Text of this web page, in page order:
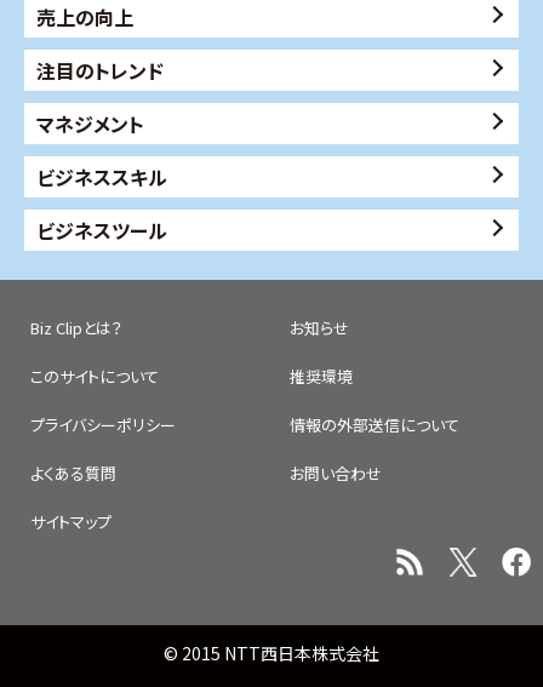
売上の向上
注目のトレンド
マネジメント
ビジネススキル
ビジネスツール
Biz Clipとは？ お知らせ
このサイトについて 推奨環境
プライバシーポリシー 情報の外部送信について
よくある質問 お問い合わせ
サイトマップ
© 2015 NTT西日本株式会社